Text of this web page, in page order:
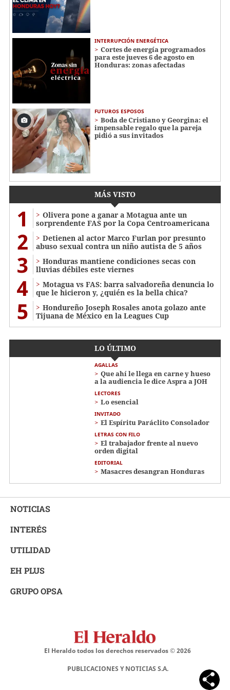
INTERRUPCIÓN ENERGÉTICA
Cortes de energía programados
para este jueves 6 de agosto en
Honduras: zonas afectadas
FUTUROS ESPOSOS
Boda de Cristiano y Georgina: el
impensable regalo que la pareja
pidió a sus invitados
MÁS VISTO
1
Olivera pone a ganar a Motagua ante un
sorprendente FAS por la Copa Centroamericana
2
Detienen al actor Marco Furlan por presunto
abuso sexual contra un niño autista de 5 años
3
Honduras mantiene condiciones secas con
lluvias débiles este viernes
4
Motagua vs FAS: barra salvadoreña denuncia lo
que le hicieron y, ¿quién es la bella chica?
5
Hondureño Joseph Rosales anota golazo ante
Tijuana de México en la Leagues Cup
LO ÚLTIMO
AGALLAS
Que ahí le llega en carne y hueso
a la audiencia le dice Aspra a JOH
LECTORES
Lo esencial
INVITADO
El Espíritu Paráclito Consolador
LETRAS CON FILO
El trabajador frente al nuevo
orden digital
EDITORIAL
Masacres desangran Honduras
NOTICIAS
INTERÉS
UTILIDAD
EH PLUS
GRUPO OPSA
El Heraldo todos los derechos reservados ©2026
PUBLICACIONES Y NOTICIAS S.A.